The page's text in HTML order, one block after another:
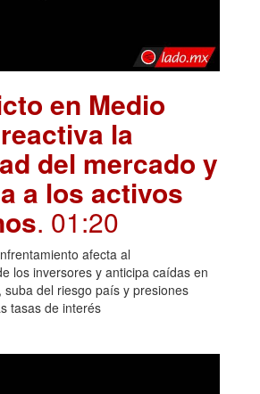
en Medio
la
del mercado y
a los activos
. 01:20
afecta al
los inversores y anticipa caídas en
suba del riesgo país y presiones
tasas de interés